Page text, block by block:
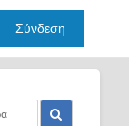
Σύνδεση